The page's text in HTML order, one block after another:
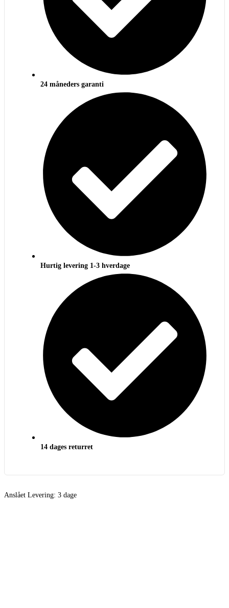
24 måneders garanti
Hurtig levering 1-3 hverdage
14 dages returret
Anslået Levering: 3 dage